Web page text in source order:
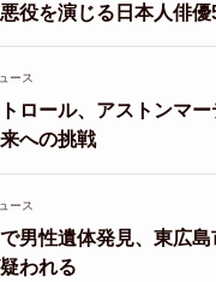
役を演じる日本人俳
ース
ロール、アストンマ
への挑戦
ース
男性遺体発見、東広
われる